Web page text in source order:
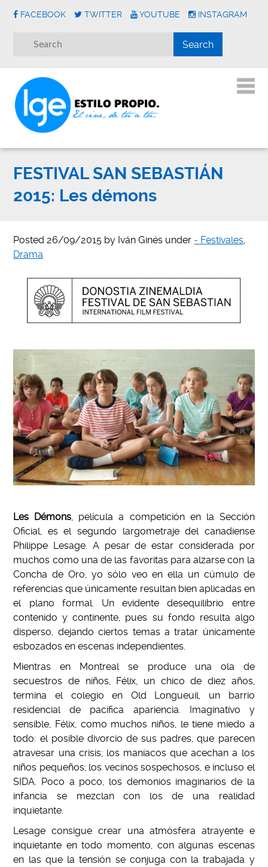
FACEBOOK TWITTER YOUTUBE INSTAGRAM
FESTIVAL SAN SEBASTIÁN
2015: Les démons
Posted26/09/2015 by Iván Ginés under - Festivales,
Drama
Les Démons, película a competición en la Sección
Oficial, es el segundo largometraje del canadiense
Philippe Lesage. A pesar de estar considerada por
muchos como una de las favoritas para alzarse con la
Concha de Oro, yo sólo veo en ella un cúmulo de
referencias que únicamente resultan bien aplicadas en
el plano formal. Un evidente desequilibrio entre
contenido y continente, pues su fondo resulta algo
disperso, dejando ciertos temas a tratar únicamente
esbozados en escenas independientes.
Mientras en Montreal se produce una ola de
secuestros de niños, Félix, un chico de diez años,
termina el colegio en Old Longueuil, un barrio
residencial de pacífica apariencia. Imaginativo y
sensible, Félix, como muchos niños, le tiene miedo a
todo: el posible divorcio de sus padres, que parecen
atravesar una crisis; los maníacos que acechan a los
niños pequeños; los vecinos sospechosos, e incluso el
SIDA. Poco a poco, los demonios imaginarios de la
infancia se mezclan con los de una realidad
inquietante.
Lesage consigue crear una atmósfera atrayente e
inquietante en todo momento, con algunas escenas
en las que la tensión se conjuga con la trabajada y